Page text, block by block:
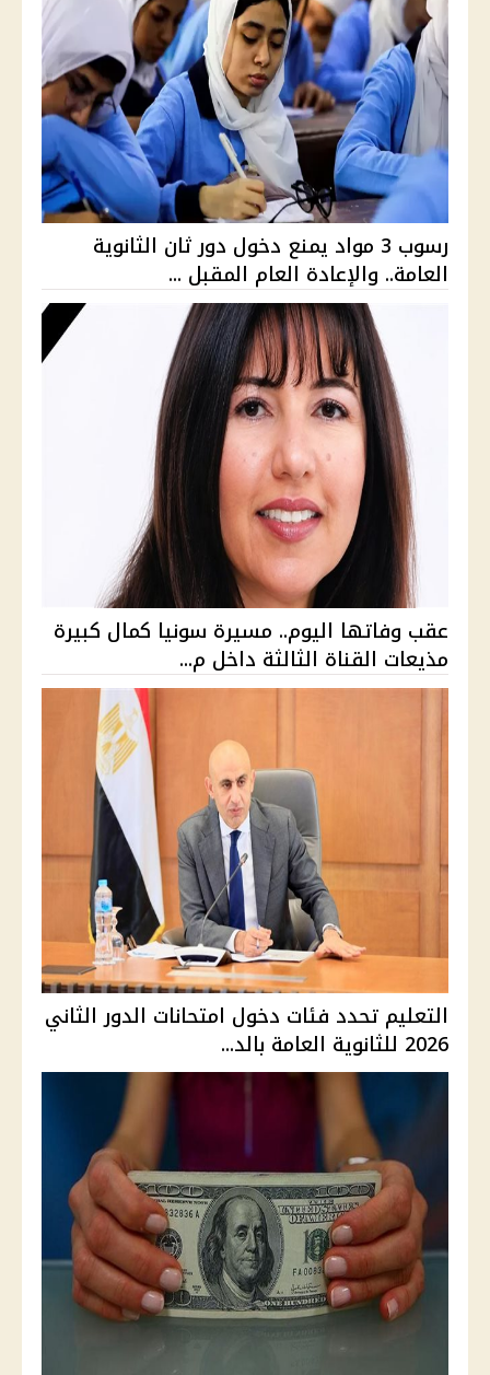
رسوب 3 مواد يمنع دخول دور ثان الثانوية
العامة.. والإعادة العام المقبل ...
عقب وفاتها اليوم.. مسيرة سونيا كمال كبيرة
مذيعات القناة الثالثة داخل م...
التعليم تحدد فئات دخول امتحانات الدور الثاني
2026 للثانوية العامة بالد...